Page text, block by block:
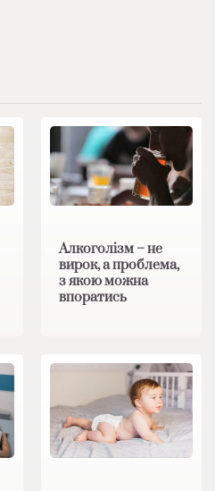
Алкоголізм – не
вирок, а проблема,
з якою можна
впоратись